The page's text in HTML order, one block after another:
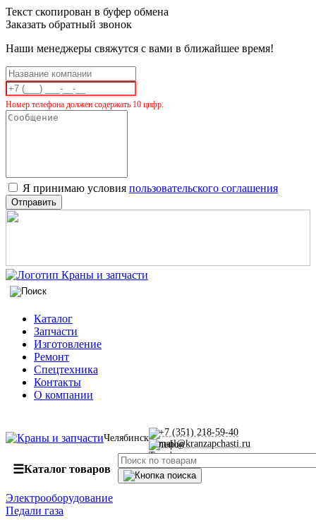
Текст скопирован в буфер обмена
Заказать обратный звонок
Наши менеджеры свяжутся с вами в ближайшее время!
Номер телефона должен содержать 10 цифр.
Я принимаю условия пользовательского соглашения
Отправить
Каталог
Запчасти
Изготовление
Ремонт
Спецтехника
Контакты
О компании
Челябинск
+7 (351) 218-59-40
mail@kranzapchasti.ru
☰Каталог товаров
Электрооборудование
Педали газа